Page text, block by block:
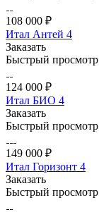
108 000 ₽
Итал Антей 4
Заказать
Быстрый просмотр
124 000 ₽
Итал БИО 4
Заказать
Быстрый просмотр
149 000 ₽
Итал Горизонт 4
Заказать
Быстрый просмотр